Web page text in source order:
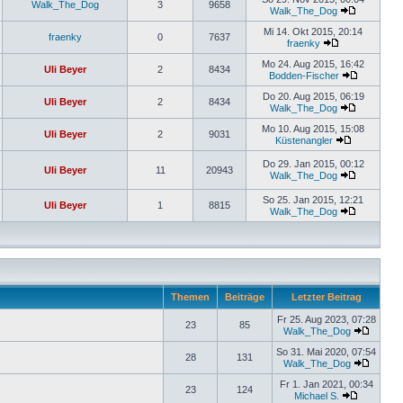
Walk_The_Dog 3 9658
Walk_The_Dog
fraenky 0 7637
Mi 14. Okt 2015, 20:14
fraenky
Uli Beyer 2 8434
Mo 24. Aug 2015, 16:42
Bodden-Fischer
Uli Beyer 2 8434
Do 20. Aug 2015, 06:19
Walk_The_Dog
Uli Beyer 2 9031
Mo 10. Aug 2015, 15:08
Küstenangler
Uli Beyer 11 20943
Do 29. Jan 2015, 00:12
Walk_The_Dog
Uli Beyer 1 8815
So 25. Jan 2015, 12:21
Walk_The_Dog
Themen Beiträge Letzter Beitrag
23 85
Fr 25. Aug 2023, 07:28
Walk_The_Dog
28 131
So 31. Mai 2020, 07:54
Walk_The_Dog
23 124
Fr 1. Jan 2021, 00:34
Michael S.